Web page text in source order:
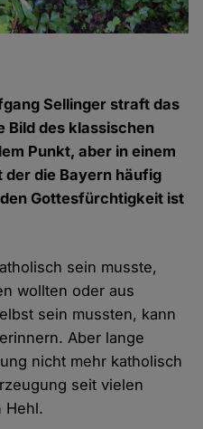
Sellinger straft das
Bild des klassischen
Punkt, aber in einem
die Bayern häufig
Gottesfürchtigkeit ist
sein musste,
wollten oder aus
sein mussten, kann
Aber lange
nicht mehr katholisch
seit vielen
Hehl.